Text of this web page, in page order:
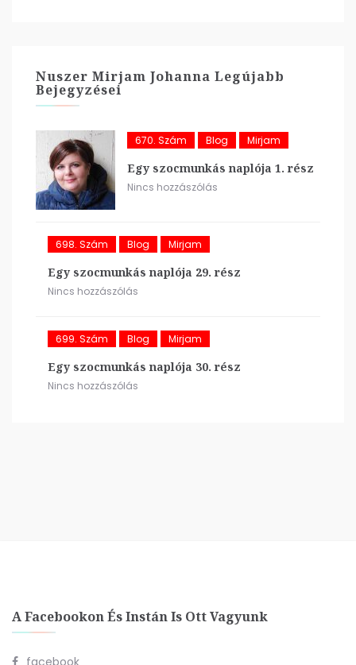
Nuszer Mirjam Johanna Legújabb
Bejegyzései
670. Szám Blog Mirjam
Egy szocmunkás naplója 1. rész
Nincs hozzászólás
698. Szám Blog Mirjam
Egy szocmunkás naplója 29. rész
Nincs hozzászólás
699. Szám Blog Mirjam
Egy szocmunkás naplója 30. rész
Nincs hozzászólás
A Facebookon És Instán Is Ott Vagyunk
facebook